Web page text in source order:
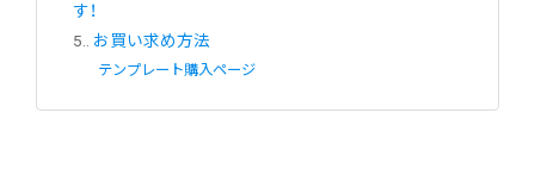
す！
5.
お買い求め方法
テンプレート購入ページ